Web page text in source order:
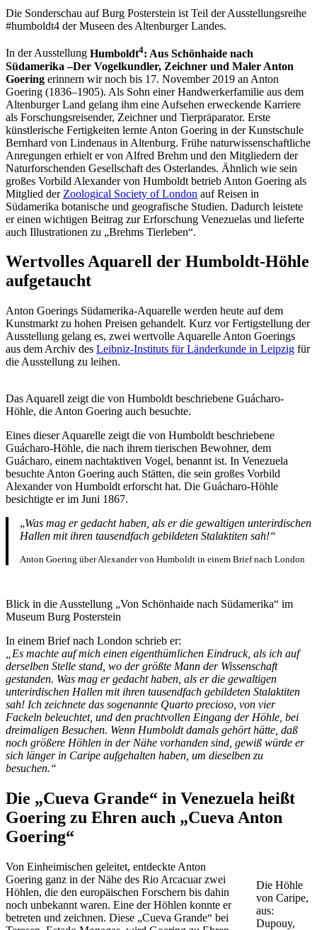
Die Sonderschau auf Burg Posterstein ist Teil der Ausstellungsreihe
#humboldt4 der Museen des Altenburger Landes.
In der Ausstellung Humboldt4: Aus Schönhaide nach
Südamerika –Der Vogelkundler, Zeichner und Maler Anton
Goering erinnern wir noch bis 17. November 2019 an Anton
Goering (1836–1905). Als Sohn einer Handwerkerfamilie aus dem
Altenburger Land gelang ihm eine Aufsehen erweckende Karriere
als Forschungsreisender, Zeichner und Tierpräparator. Erste
künstlerische Fertigkeiten lernte Anton Goering in der Kunstschule
Bernhard von Lindenaus in Altenburg. Frühe naturwissenschaftliche
Anregungen erhielt er von Alfred Brehm und den Mitgliedern der
Naturforschenden Gesellschaft des Osterlandes. Ähnlich wie sein
großes Vorbild Alexander von Humboldt betrieb Anton Goering als
Mitglied der Zoological Society of London auf Reisen in
Südamerika botanische und geografische Studien. Dadurch leistete
er einen wichtigen Beitrag zur Erforschung Venezuelas und lieferte
auch Illustrationen zu „Brehms Tierleben“.
Wertvolles Aquarell der Humboldt-Höhle
aufgetaucht
Anton Goerings Südamerika-Aquarelle werden heute auf dem
Kunstmarkt zu hohen Preisen gehandelt. Kurz vor Fertigstellung der
Ausstellung gelang es, zwei wertvolle Aquarelle Anton Goerings
aus dem Archiv des Leibniz-Instituts für Länderkunde in Leipzig für
die Ausstellung zu leihen.
Das Aquarell zeigt die von Humboldt beschriebene Guácharo-
Höhle, die Anton Goering auch besuchte.
Eines dieser Aquarelle zeigt die von Humboldt beschriebene
Guácharo-Höhle, die nach ihrem tierischen Bewohner, dem
Guácharo, einem nachtaktiven Vogel, benannt ist. In Venezuela
besuchte Anton Goering auch Stätten, die sein großes Vorbild
Alexander von Humboldt erforscht hat. Die Guácharo-Höhle
besichtigte er im Juni 1867.
„Was mag er gedacht haben, als er die gewaltigen unterirdischen
Hallen mit ihren tausendfach gebildeten Stalaktiten sah!“
Anton Goering über Alexander von Humboldt in einem Brief nach London
Blick in die Ausstellung „Von Schönhaide nach Südamerika“ im
Museum Burg Posterstein
In einem Brief nach London schrieb er:
„Es machte auf mich einen eigenthümlichen Eindruck, als ich auf
derselben Stelle stand, wo der größte Mann der Wissenschaft
gestanden. Was mag er gedacht haben, als er die gewaltigen
unterirdischen Hallen mit ihren tausendfach gebildeten Stalaktiten
sah! Ich zeichnete das sogenannte Quarto precioso, von vier
Fackeln beleuchtet, und den prachtvollen Eingang der Höhle, bei
dreimaligen Besuchen. Wenn Humboldt damals gehört hätte, daß
noch größere Höhlen in der Nähe vorhanden sind, gewiß würde er
sich länger in Caripe aufgehalten haben, um dieselben zu
besuchen.“
Die „Cueva Grande“ in Venezuela heißt
Goering zu Ehren auch „Cueva Anton
Goering“
Die Höhle
von Caripe,
aus:
Dupouy,
Von Einheimischen geleitet, entdeckte Anton
Goering ganz in der Nähe des Rio Arcacuar zwei
Höhlen, die den europäischen Forschern bis dahin
noch unbekannt waren. Eine der Höhlen konnte er
betreten und zeichnen. Diese „Cueva Grande“ bei